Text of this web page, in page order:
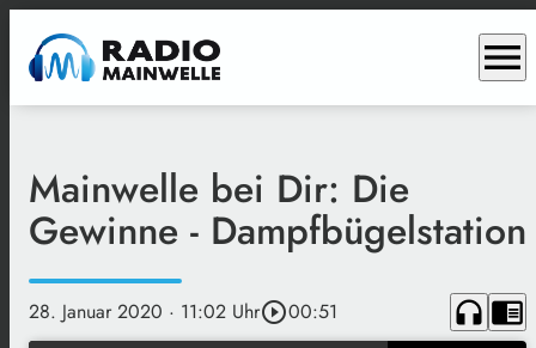
menu
Mainwelle bei Dir: Die
Gewinne - Dampfbügelstation
28. Januar 2020 · 11:02 Uhrplay_circle_outline00:51 headphones chrome_reader_mode